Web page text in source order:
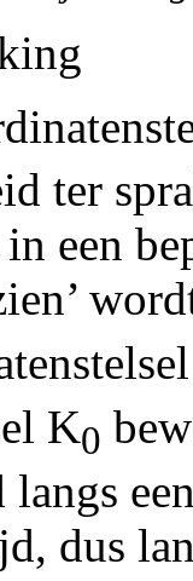
ter
een
K0
langs
dus